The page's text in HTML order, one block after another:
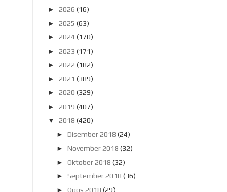
► 2026 (16)
► 2025 (63)
► 2024 (170)
► 2023 (171)
► 2022 (182)
► 2021 (389)
► 2020 (329)
► 2019 (407)
▼
2018 (420)
► Disember 2018 (24)
► November 2018 (32)
► Oktober 2018 (32)
► September 2018 (36)
► Ogos 2018 (29)